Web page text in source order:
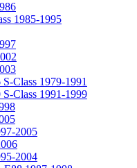
1985-1995
Class 1979-1991
Class 1991-1999
2005
2004